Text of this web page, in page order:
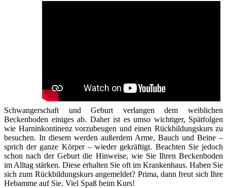
Schwangerschaft und Geburt verlangen dem weiblichen
Beckenboden einiges ab. Daher ist es umso wichtiger, Spätfolgen
wie Harninkontinenz vorzubeugen und einen Rückbildungskurs zu
besuchen. In diesem werden außerdem Arme, Bauch und Beine –
sprich der ganze Körper – wieder gekräftigt. Beachten Sie jedoch
schon nach der Geburt die Hinweise, wie Sie Ihren Beckenboden
im Alltag stärken. Diese erhalten Sie oft im Krankenhaus. Haben Sie
sich zum Rückbildungskurs angemeldet? Prima, dann freut sich Ihre
Hebamme auf Sie. Viel Spaß beim Kurs!